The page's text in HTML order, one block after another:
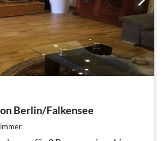
Berlin/Falkensee